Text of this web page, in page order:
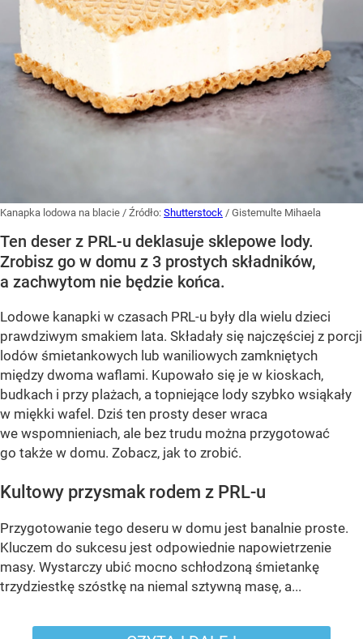
Kanapka lodowa na blacie / Źródło: Shutterstock / Gistemulte Mihaela
Ten deser z PRL-u deklasuje sklepowe lody.
Zrobisz go w domu z 3 prostych składników,
a zachwytom nie będzie końca.
Lodowe kanapki w czasach PRL-u były dla wielu dzieci
prawdziwym smakiem lata. Składały się najczęściej z porcji
lodów śmietankowych lub waniliowych zamkniętych
między dwoma waflami. Kupowało się je w kioskach,
budkach i przy plażach, a topniejące lody szybko wsiąkały
w miękki wafel. Dziś ten prosty deser wraca
we wspomnieniach, ale bez trudu można przygotować
go także w domu. Zobacz, jak to zrobić.
Kultowy przysmak rodem z PRL-u
Przygotowanie tego deseru w domu jest banalnie proste.
Kluczem do sukcesu jest odpowiednie napowietrzenie
masy. Wystarczy ubić mocno schłodzoną śmietankę
trzydziestkę szóstkę na niemal sztywną masę, a...